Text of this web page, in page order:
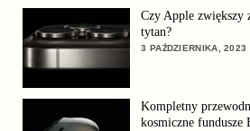
Czy Apple zwiększy
tytan?
3 PAŹDZIERNIKA, 2023
Kompletny
kosmiczne fundusze